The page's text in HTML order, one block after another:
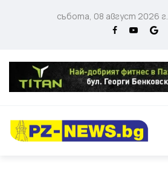
събота, 08 август 2026 г.